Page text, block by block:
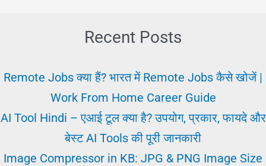
की
प्रक्रिया-
Railway
ki
Recent Posts
Remote Jobs क्या हैं? भारत में Remote Jobs कैसे खोजें |
Work From Home Career Guide
AI Tool Hindi – एआई टूल क्या है? उपयोग, प्रकार, फायदे और
बेस्ट AI Tools की पूरी जानकारी
Image Compressor in KB: JPG & PNG Image Size